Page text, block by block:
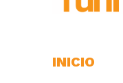
INICIO